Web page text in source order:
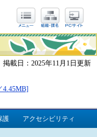
掲載日：2025年11月1日更新
4.45MB]
護 アクセシビリティ